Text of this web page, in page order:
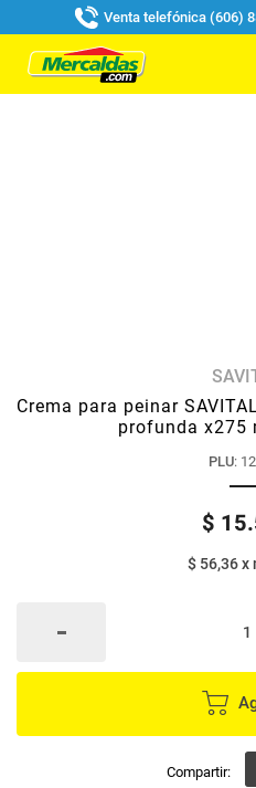
Venta telefónica (606)
Crema para peinar
profunda x275
PLU:
$ 15.
$ 56,36x